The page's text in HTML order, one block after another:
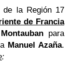
de la Región 17
de Francia
Montaubanpara
Manuel Azaña.
: